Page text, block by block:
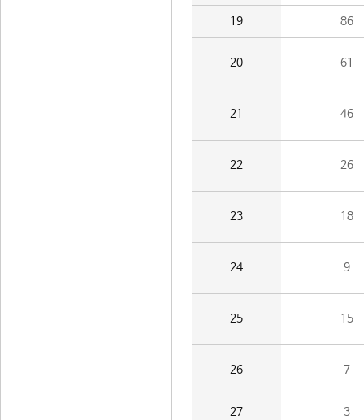
19 86
20 61
21 46
22 26
23 18
24 9
25 15
26 7
27 3